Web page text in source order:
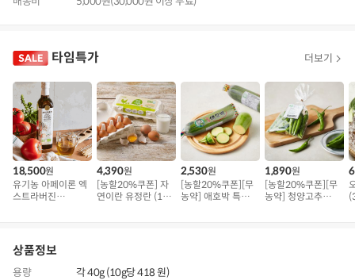
타임특가 더보기
18,500원
유기농 아페이론 엑
스트라버진
4,390원
[농할20%쿠폰] 자
연이란 유정란 (10
2,530원
[농할20%쿠폰][무
농약] 애호박 특품
1,890원
[농할20%쿠폰][무
농약] 청양고추
상품정보
용량
각 40g (10g당 418 원)